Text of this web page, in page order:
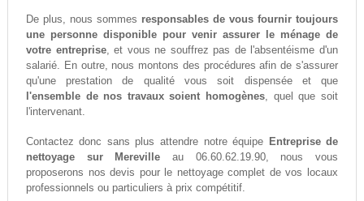
De plus, nous sommes responsables de vous fournir toujours
une personne disponible pour venir assurer le ménage de
votre entreprise, et vous ne souffrez pas de l'absentéisme d'un
salarié. En outre, nous montons des procédures afin de s'assurer
qu'une prestation de qualité vous soit dispensée et que
l'ensemble de nos travaux soient homogènes, quel que soit
l'intervenant.
Contactez donc sans plus attendre notre équipe Entreprise de
nettoyage sur Mereville au 06.60.62.19.90, nous vous
proposerons nos devis pour le nettoyage complet de vos locaux
professionnels ou particuliers à prix compétitif.